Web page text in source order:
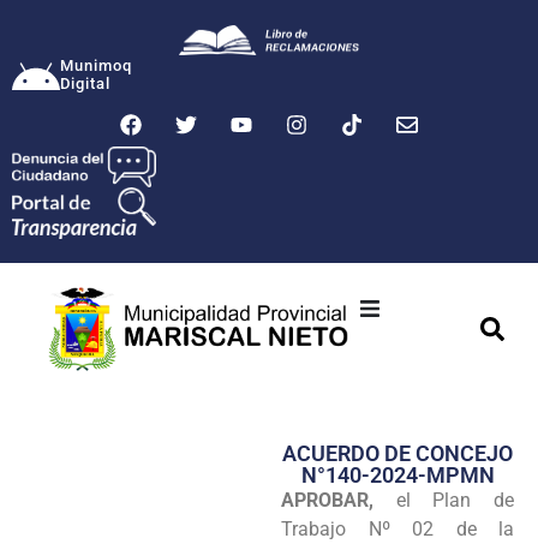
Munimoq
Digital
Transparencia
Seguridad
ACUERDO DE CONCEJO
N°140-2024-MPMN
APROBAR, el Plan de
Trabajo Nº 02 de la